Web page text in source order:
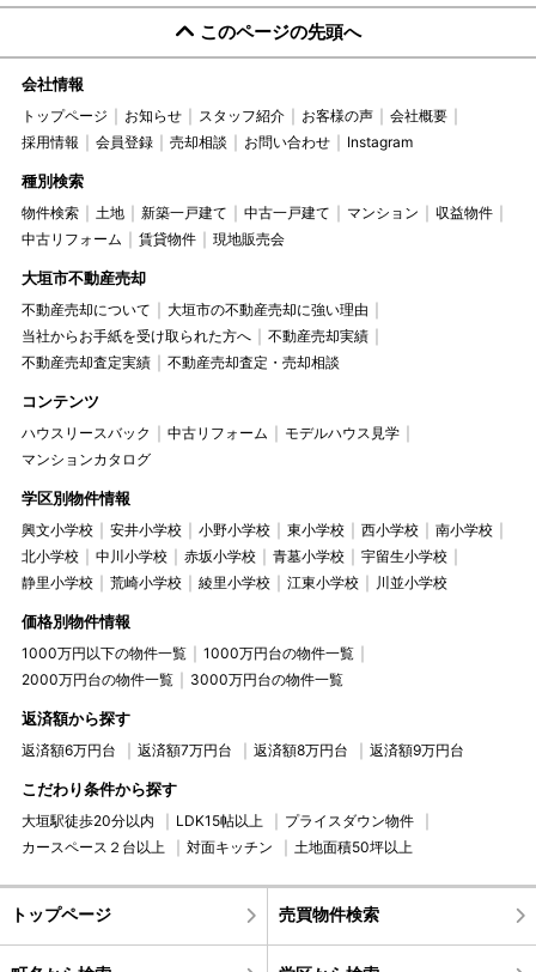
このページの先頭へ
会社情報
トップページ お知らせ スタッフ紹介 お客様の声
会社概要
採用情報
会員登録 売却相談 お問い合わせ Instagram
種別検索
物件検索 土地 新築一戸建て 中古一戸建て マンション
収益物件
中古リフォーム
賃貸物件 現地販売会
大垣市不動産売却
不動産売却について
大垣市の不動産売却に強い理由
当社からお手紙を受け取られた方へ
不動産売却実績
不動産売却査定実績
不動産売却査定・売却相談
コンテンツ
ハウスリースバック 中古リフォーム
モデルハウス見学
マンションカタログ
学区別物件情報
興文小学校 安井小学校 小野小学校 東小学校 西小学校
南小学校
北小学校
中川小学校 赤坂小学校 青墓小学校
宇留生小学校
静里小学校
荒崎小学校 綾里小学校 江東小学校 川並小学校
価格別物件情報
1000万円以下の物件一覧
1000万円台の物件一覧
2000万円台の物件一覧
3000万円台の物件一覧
返済額から探す
返済額6万円台 返済額7万円台 返済額8万円台 返済額9万円台
こだわり条件から探す
大垣駅徒歩20分以内 LDK15帖以上
プライスダウン物件
カースペース２台以上
対面キッチン 土地面積50坪以上
トップページ 売買物件検索